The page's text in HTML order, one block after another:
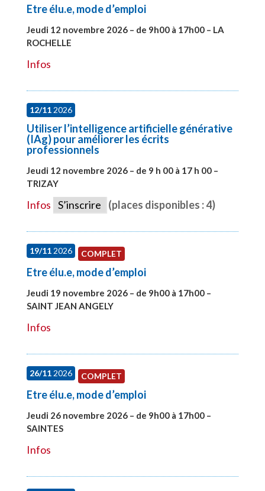
Etre élu.e, mode d’emploi
Jeudi 12 novembre 2026 – de 9h00 à 17h00 – LA
ROCHELLE
Infos
12/112026
Utiliser l’intelligence artificielle générative
(IAg) pour améliorer les écrits
professionnels
Jeudi 12 novembre 2026 – de 9 h 00 à 17 h 00 –
TRIZAY
Infos S’inscrire (places disponibles : 4)
19/112026 COMPLET
Etre élu.e, mode d’emploi
Jeudi 19 novembre 2026 – de 9h00 à 17h00 –
SAINT JEAN ANGELY
Infos
26/112026 COMPLET
Etre élu.e, mode d’emploi
Jeudi 26 novembre 2026 – de 9h00 à 17h00 –
SAINTES
Infos